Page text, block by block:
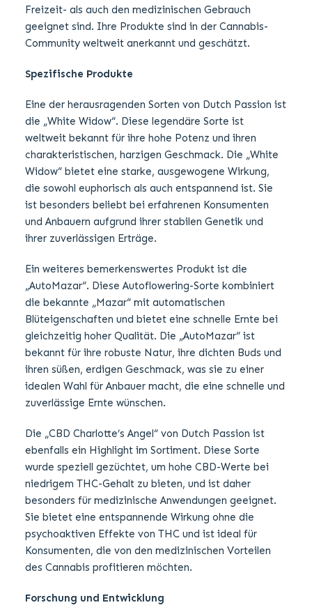
Freizeit- als auch den medizinischen Gebrauch
geeignet sind. Ihre Produkte sind in der Cannabis-
Community weltweit anerkannt und geschätzt.
Spezifische Produkte
Eine der herausragenden Sorten von Dutch Passion ist
die „White Widow“. Diese legendäre Sorte ist
weltweit bekannt für ihre hohe Potenz und ihren
charakteristischen, harzigen Geschmack. Die „White
Widow“ bietet eine starke, ausgewogene Wirkung,
die sowohl euphorisch als auch entspannend ist. Sie
ist besonders beliebt bei erfahrenen Konsumenten
und Anbauern aufgrund ihrer stabilen Genetik und
ihrer zuverlässigen Erträge.
Ein weiteres bemerkenswertes Produkt ist die
„AutoMazar“. Diese Autoflowering-Sorte kombiniert
die bekannte „Mazar“ mit automatischen
Blüteigenschaften und bietet eine schnelle Ernte bei
gleichzeitig hoher Qualität. Die „AutoMazar“ ist
bekannt für ihre robuste Natur, ihre dichten Buds und
ihren süßen, erdigen Geschmack, was sie zu einer
idealen Wahl für Anbauer macht, die eine schnelle und
zuverlässige Ernte wünschen.
Die „CBD Charlotte’s Angel“ von Dutch Passion ist
ebenfalls ein Highlight im Sortiment. Diese Sorte
wurde speziell gezüchtet, um hohe CBD-Werte bei
niedrigem THC-Gehalt zu bieten, und ist daher
besonders für medizinische Anwendungen geeignet.
Sie bietet eine entspannende Wirkung ohne die
psychoaktiven Effekte von THC und ist ideal für
Konsumenten, die von den medizinischen Vorteilen
des Cannabis profitieren möchten.
Forschung und Entwicklung